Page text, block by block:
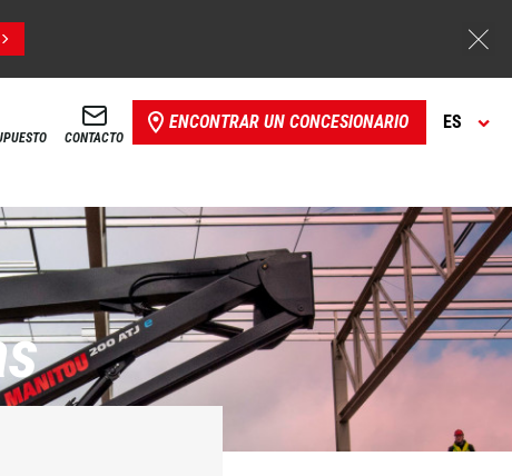
CONTACTO
ENCONTRAR UN CONCESIONARIO ES